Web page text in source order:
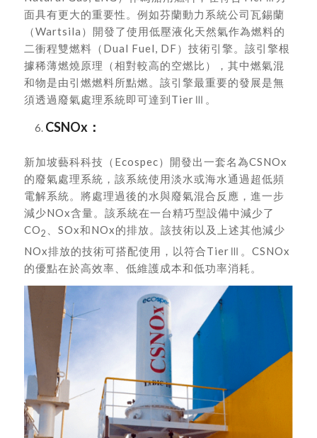
面具有更大的重要性。例如芬蘭動力系統公司瓦錫蘭
（Wartsila）開發了使用低壓液化天然氣作為燃料的
二衝程雙燃料（Dual Fuel, DF）技術引擎。該引擎根
據稀薄燃燒原理（相對較高的空燃比），其中燃氣混
和物是由引燃燃料所點燃。該引擎最重要的發展是無
須透過廢氣處理系統即可達到TierⅢ。
CSNOx：
新加坡藝科科技（Ecospec）開發出一套名為CSNOx
的廢氣處理系統，該系統使用淡水或海水通過超低頻
電解系統。將處理過後的水與廢氣混合反應，進一步
減少NOx含量。該系統在一台精巧型設備中減少了
CO2
、SOx和NOx的排放。該技術以及上述其他減少
NOx排放的技術可搭配使用，以符合TierⅢ。CSNOx
的優點在於高效率、低維護成本和低功率消耗。